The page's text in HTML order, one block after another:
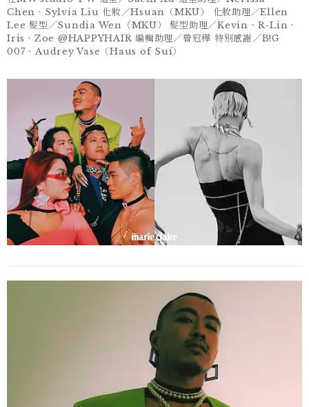
Chen、Sylvia Liu 化妝／Hsuan（MKU） 化妝助理／Ellen
Lee 髮型／Sundia Wen（MKU） 髮型助理／Kevin、R-Lin、
Iris、Zoe @HAPPYHAIR 編輯助理／曾冠樺 特別感謝／B!G
007、Audrey Vase（Haus of Suí）